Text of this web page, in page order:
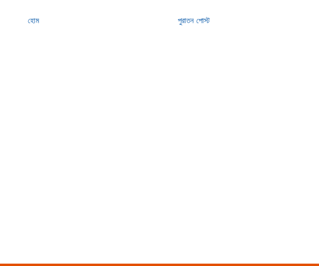
পুরাতন পোস্ট
হোম